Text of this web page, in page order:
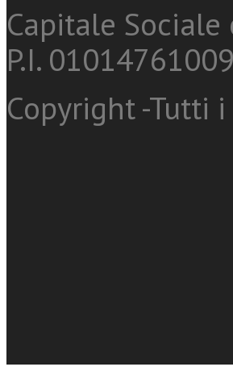
Capitale Sociale
P.I.
Copyright -Tutti